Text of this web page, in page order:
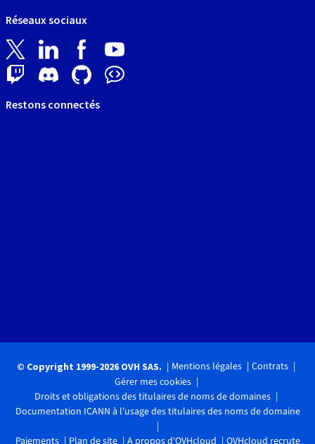
Réseaux sociaux
Restons connectés
© Copyright 1999-2026 OVH SAS. Mentions légales
Contrats
Gérer mes cookies
Droits et obligations des titulaires de noms de domaines
Documentation ICANN à l'usage des titulaires des noms de domaine
Paiements Plan de site A propos d'OVHcloud OVHcloud recrute